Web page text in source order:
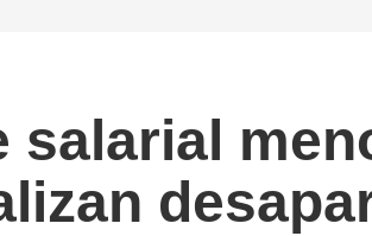
salarial